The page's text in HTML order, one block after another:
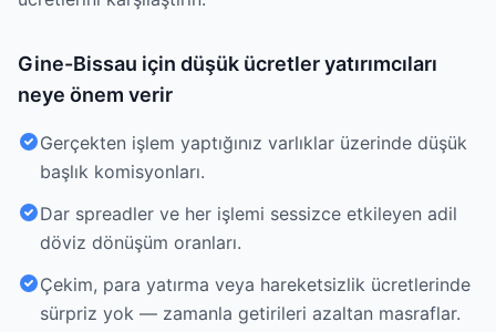
Gine-Bissau için düşük ücretler yatırımcıları
neye önem verir
Gerçekten işlem yaptığınız varlıklar üzerinde düşük
başlık komisyonları.
Dar spreadler ve her işlemi sessizce etkileyen adil
döviz dönüşüm oranları.
Çekim, para yatırma veya hareketsizlik ücretlerinde
sürpriz yok — zamanla getirileri azaltan masraflar.